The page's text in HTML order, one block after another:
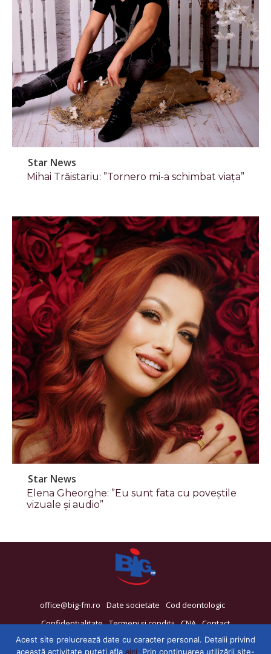
Star News
Mihai Trăistariu: ”Tornero mi-a schimbat viața”
Star News
Elena Gheorghe: ”Eu sunt fata cu poveștile
vizuale și audio”
office@big-fm.ro Date societate
Cod deontologic
Confidențialitate Termeni și condiții CNA Contact
Acest site prelucrează date cu caracter personal. Detalii privind
această activitate puteți afla aici. Prin continuarea utilizării site-